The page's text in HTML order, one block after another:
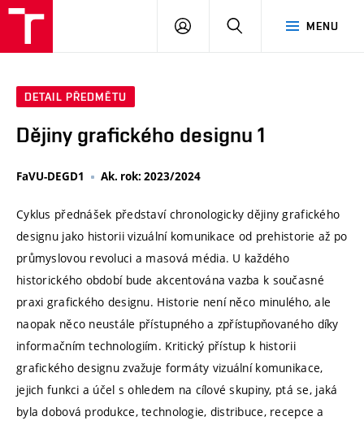
MENU
PŘIHLÁSIT
DETAIL PŘEDMĚTU
Dějiny grafického designu 1
FaVU-DEGD1 Ak. rok: 2023/2024
Cyklus přednášek představí chronologicky dějiny grafického
designu jako historii vizuální komunikace od prehistorie až po
průmyslovou revoluci a masová média. U každého
historického období bude akcentována vazba k současné
praxi grafického designu. Historie není něco minulého, ale
naopak něco neustále přístupného a zpřístupňovaného díky
informačním technologiím. Kritický přístup k historii
grafického designu zvažuje formáty vizuální komunikace,
jejich funkci a účel s ohledem na cílové skupiny, ptá se, jaká
byla dobová produkce, technologie, distribuce, recepce a